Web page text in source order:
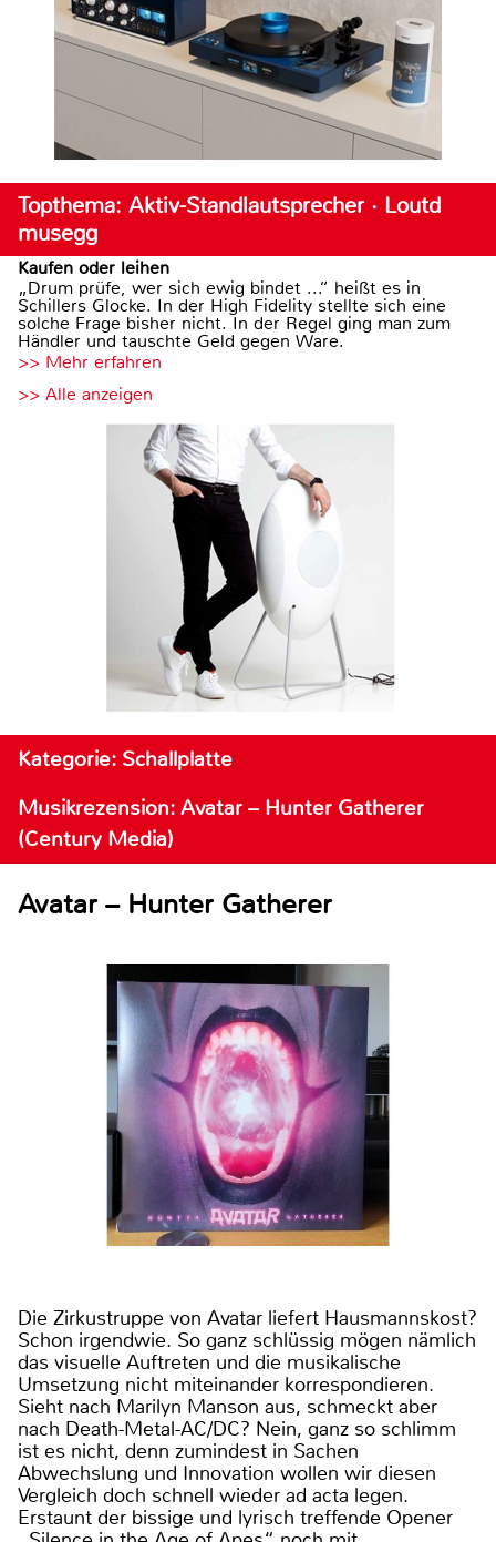
Topthema: Aktiv-Standlautsprecher · Loutd
musegg
Kaufen oder leihen
„Drum prüfe, wer sich ewig bindet ...“ heißt es in
Schillers Glocke. In der High Fidelity stellte sich eine
solche Frage bisher nicht. In der Regel ging man zum
Händler und tauschte Geld gegen Ware.
>> Mehr erfahren
>> Alle anzeigen
Kategorie: Schallplatte
Musikrezension: Avatar – Hunter Gatherer
(Century Media)
Avatar – Hunter Gatherer
Die Zirkustruppe von Avatar liefert Hausmannskost?
Schon irgendwie. So ganz schlüssig mögen nämlich
das visuelle Auftreten und die musikalische
Umsetzung nicht miteinander korrespondieren.
Sieht nach Marilyn Manson aus, schmeckt aber
nach Death-Metal-AC/DC? Nein, ganz so schlimm
ist es nicht, denn zumindest in Sachen
Abwechslung und Innovation wollen wir diesen
Vergleich doch schnell wieder ad acta legen.
Erstaunt der bissige und lyrisch treffende Opener